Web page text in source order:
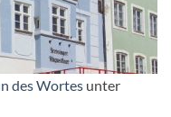
des Wortes unter